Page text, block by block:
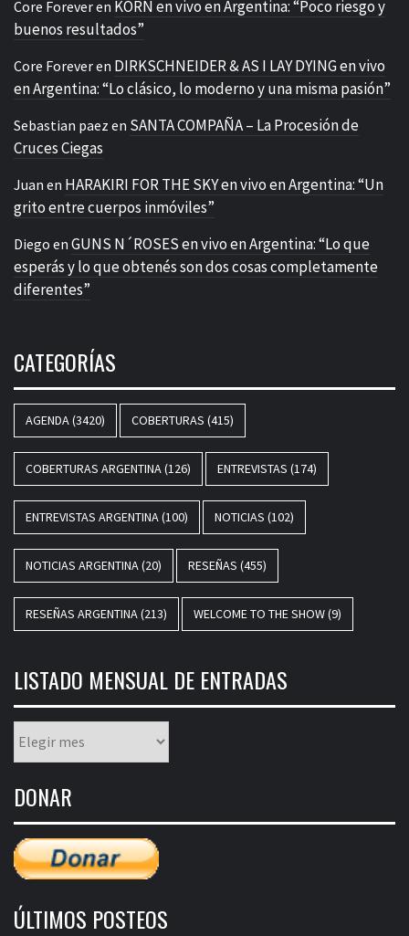
Core Foreveren KORN en vivo en Argentina: “Poco riesgo y
buenos resultados”
Core Foreveren DIRKSCHNEIDER & AS I LAY DYING en vivo
en Argentina: “Lo clásico, lo moderno y una misma pasión”
Sebastian paez en SANTA COMPAÑA – La Procesión de
Cruces Ciegas
Juan en HARAKIRI FOR THE SKY en vivo en Argentina: “Un
grito entre cuerpos inmóviles”
Diego en GUNS N´ROSES en vivo en Argentina: “Lo que
esperás y lo que obtenés son dos cosas completamente
diferentes”
CATEGORÍAS
AGENDA(3420) COBERTURAS (415)
COBERTURAS ARGENTINA(126) ENTREVISTAS (174)
ENTREVISTAS ARGENTINA(100) NOTICIAS (102)
NOTICIAS ARGENTINA(20) RESEÑAS (455)
RESEÑAS ARGENTINA(213) WELCOME TO THE SHOW(9)
LISTADO MENSUAL DE ENTRADAS
mensual
entradas
DONAR
ÚLTIMOS POSTEOS